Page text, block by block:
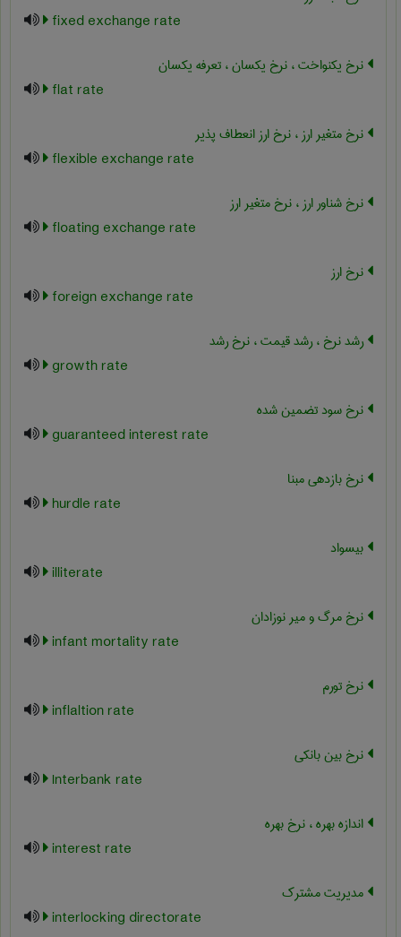
fixed exchange rate
نرخ یکنواخت ، نرخ یکسان ، تعرفه یکسان
flat rate
نرخ متغیر ارز ، نرخ ارز انعطاف پذیر
flexible exchange rate
نرخ شناور ارز ، نرخ متغیر ارز
floating exchange rate
نرخ ارز
foreign exchange rate
رشد نرخ ، رشد قیمت ، نرخ رشد
growth rate
نرخ سود تضمین شده
guaranteed interest rate
نرخ بازدهی مبنا
hurdle rate
بیسواد
illiterate
نرخ مرگ و میر نوزادان
infant mortality rate
نرخ تورم
inflaltion rate
نرخ بین بانکی
Interbank rate
اندازه بهره ، نرخ بهره
interest rate
مدیریت مشترک
interlocking directorate